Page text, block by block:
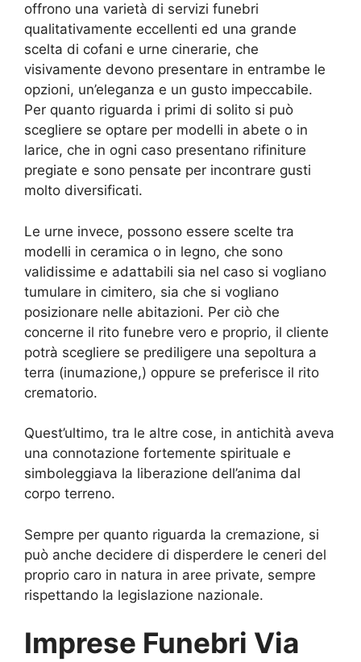
offrono una varietà di servizi funebri
qualitativamente eccellenti ed una grande
scelta di cofani e urne cinerarie, che
visivamente devono presentare in entrambe le
opzioni, un’eleganza e un gusto impeccabile.
Per quanto riguarda i primi di solito si può
scegliere se optare per modelli in abete o in
larice, che in ogni caso presentano rifiniture
pregiate e sono pensate per incontrare gusti
molto diversificati.
Le urne invece, possono essere scelte tra
modelli in ceramica o in legno, che sono
validissime e adattabili sia nel caso si vogliano
tumulare in cimitero, sia che si vogliano
posizionare nelle abitazioni. Per ciò che
concerne il rito funebre vero e proprio, il cliente
potrà scegliere se prediligere una sepoltura a
terra (inumazione,) oppure se preferisce il rito
crematorio.
Quest’ultimo, tra le altre cose, in antichità aveva
una connotazione fortemente spirituale e
simboleggiava la liberazione dell’anima dal
corpo terreno.
Sempre per quanto riguarda la cremazione, si
può anche decidere di disperdere le ceneri del
proprio caro in natura in aree private, sempre
rispettando la legislazione nazionale.
Imprese Funebri Via